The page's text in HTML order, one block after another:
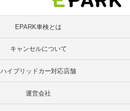
EPARK車検とは
キャンセルについて
ハイブリッドカー対応店舗
運営会社